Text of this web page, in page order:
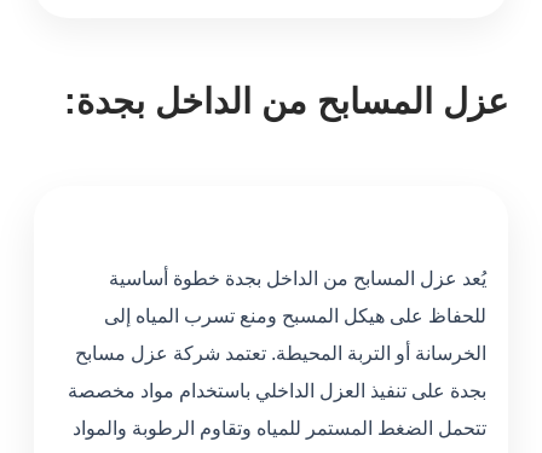
عزل المسابح من الداخل بجدة:
يُعد عزل المسابح من الداخل بجدة خطوة أساسية
للحفاظ على هيكل المسبح ومنع تسرب المياه إلى
الخرسانة أو التربة المحيطة. تعتمد شركة عزل مسابح
بجدة على تنفيذ العزل الداخلي باستخدام مواد مخصصة
تتحمل الضغط المستمر للمياه وتقاوم الرطوبة والمواد